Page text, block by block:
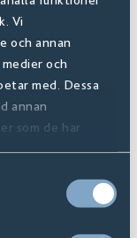
Vi
och annan
och
med. Dessa
annan
som de har